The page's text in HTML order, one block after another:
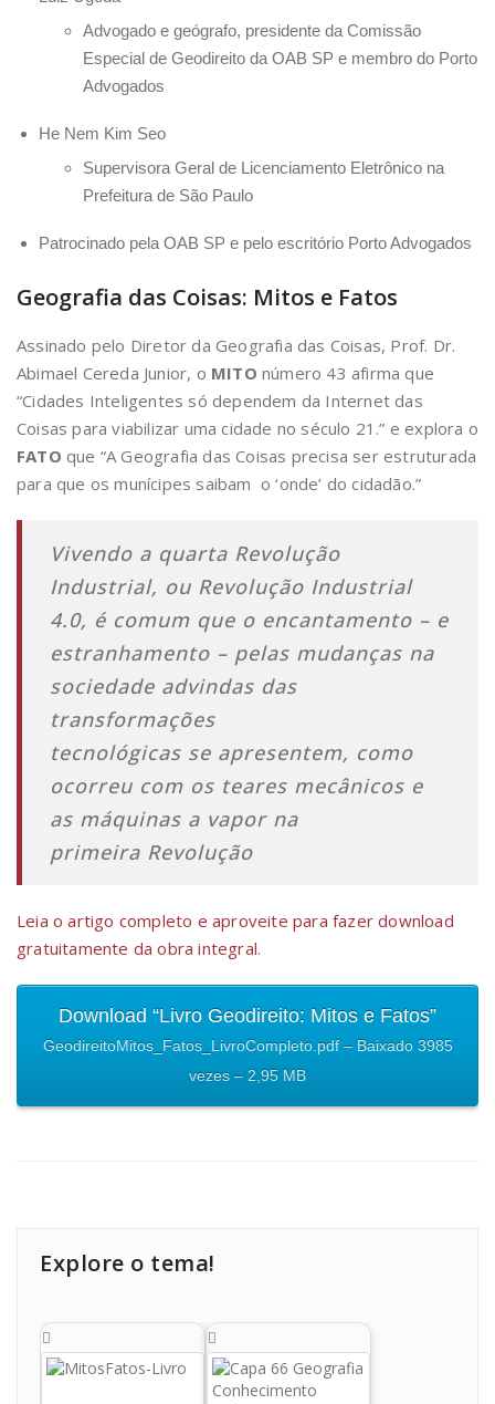
Advogado e geógrafo, presidente da Comissão
Especial de Geodireito da OAB SP e membro do Porto
Advogados
He Nem Kim Seo
Supervisora Geral de Licenciamento Eletrônico na
Prefeitura de São Paulo
Patrocinado pela OAB SP e pelo escritório Porto Advogados
Geografia das Coisas: Mitos e Fatos
Assinado pelo Diretor da Geografia das Coisas, Prof. Dr.
Abimael Cereda Junior, o MITO número 43 afirma que
“Cidades Inteligentes só dependem da Internet das
Coisas para viabilizar uma cidade no século 21.” e explora o
FATO que “A Geografia das Coisas precisa ser estruturada
para que os munícipes saibam o ‘onde’ do cidadão.”
Vivendo a quarta Revolução
Industrial, ou Revolução Industrial
4.0, é comum que o encantamento – e
estranhamento – pelas mudanças na
sociedade advindas das
transformações
tecnológicas se apresentem, como
ocorreu com os teares mecânicos e
as máquinas a vapor na
primeira Revolução
Leia o artigo completo e aproveite para fazer download
gratuitamente da obra integral.
Download “Livro Geodireito: Mitos e Fatos”
GeodireitoMitos_Fatos_LivroCompleto.pdf – Baixado 3985
vezes – 2,95 MB
Explore o tema!